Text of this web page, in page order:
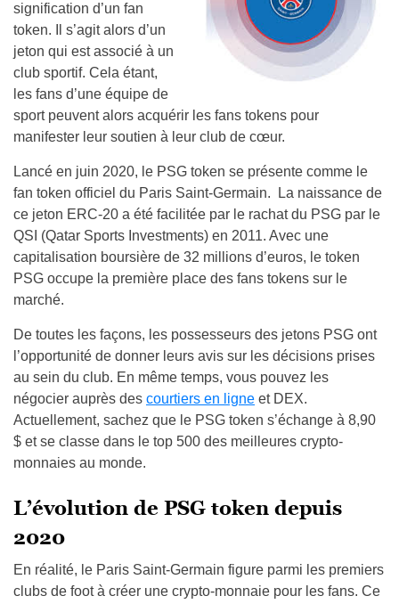
signification d’un fan
token. Il s’agit alors d’un
jeton qui est associé à un
club sportif. Cela étant,
les fans d’une équipe de
sport peuvent alors acquérir les fans tokens pour
manifester leur soutien à leur club de cœur.
Lancé en juin 2020, le PSG token se présente comme le
fan token officiel du Paris Saint-Germain. La naissance de
ce jeton ERC-20 a été facilitée par le rachat du PSG par le
QSI (Qatar Sports Investments) en 2011. Avec une
capitalisation boursière de 32 millions d’euros, le token
PSG occupe la première place des fans tokens sur le
marché.
De toutes les façons, les possesseurs des jetons PSG ont
l’opportunité de donner leurs avis sur les décisions prises
au sein du club. En même temps, vous pouvez les
négocier auprès des courtiers en ligne et DEX.
Actuellement, sachez que le PSG token s’échange à 8,90
$ et se classe dans le top 500 des meilleures crypto-
monnaies au monde.
L’évolution de PSG token depuis
2020
En réalité, le Paris Saint-Germain figure parmi les premiers
clubs de foot à créer une crypto-monnaie pour les fans. Ce